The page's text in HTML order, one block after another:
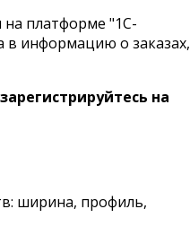
на платформе "1С-
в информацию о заказах,
на
ширина, профиль,